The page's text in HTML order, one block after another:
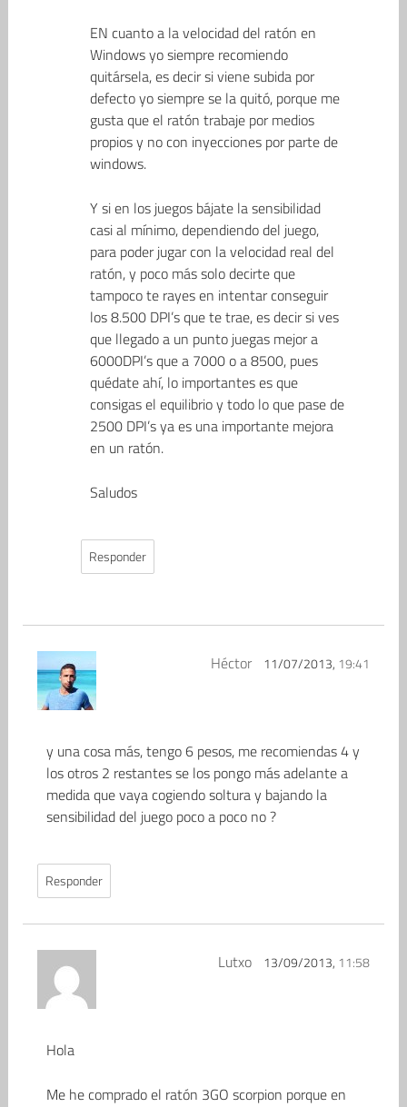
EN cuanto a la velocidad del ratón en
Windows yo siempre recomiendo
quitársela, es decir si viene subida por
defecto yo siempre se la quitó, porque me
gusta que el ratón trabaje por medios
propios y no con inyecciones por parte de
windows.
Y si en los juegos bájate la sensibilidad
casi al mínimo, dependiendo del juego,
para poder jugar con la velocidad real del
ratón, y poco más solo decirte que
tampoco te rayes en intentar conseguir
los 8.500 DPI’s que te trae, es decir si ves
que llegado a un punto juegas mejor a
6000DPI’s que a 7000 o a 8500, pues
quédate ahí, lo importantes es que
consigas el equilibrio y todo lo que pase de
2500 DPI’s ya es una importante mejora
en un ratón.
Saludos
Responder
Héctor 11/07/2013, 19:41
y una cosa más, tengo 6 pesos, me recomiendas 4 y
los otros 2 restantes se los pongo más adelante a
medida que vaya cogiendo soltura y bajando la
sensibilidad del juego poco a poco no ?
Responder
Lutxo 13/09/2013, 11:58
Hola
Me he comprado el ratón 3GO scorpion porque en